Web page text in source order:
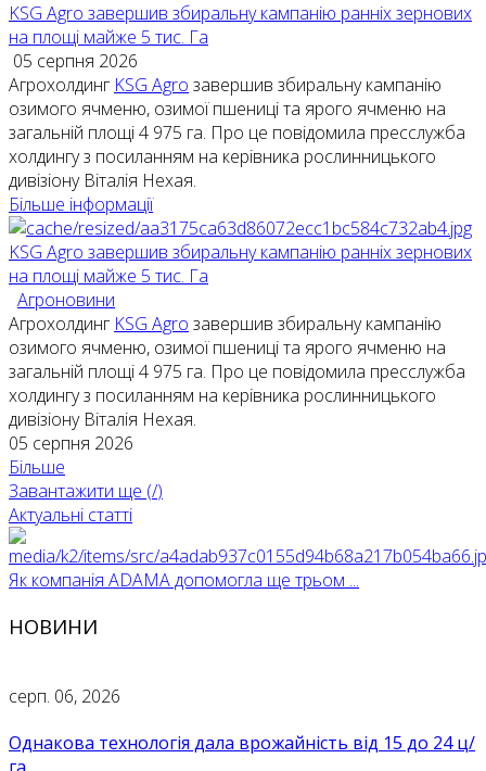
KSG Agro завершив збиральну кампанію ранніх зернових
на площі майже 5 тис. Га
05 серпня 2026
Агрохолдинг KSG Agro завершив збиральну кампанію
озимого ячменю, озимої пшениці та ярого ячменю на
загальній площі 4 975 га. Про це повідомила пресслужба
холдингу з посиланням на керівника рослинницького
дивізіону Віталія Нехая.
Більше інформації
KSG Agro завершив збиральну кампанію ранніх зернових
на площі майже 5 тис. Га
Агроновини
Агрохолдинг KSG Agro завершив збиральну кампанію
озимого ячменю, озимої пшениці та ярого ячменю на
загальній площі 4 975 га. Про це повідомила пресслужба
холдингу з посиланням на керівника рослинницького
дивізіону Віталія Нехая.
05 серпня 2026
Більше
Завантажити ще (/)
Актуальні статті
Як компанія ADAMA допомогла ще трьом ...
НОВИНИ
серп. 06, 2026
Однакова технологія дала врожайність від 15 до 24 ц/